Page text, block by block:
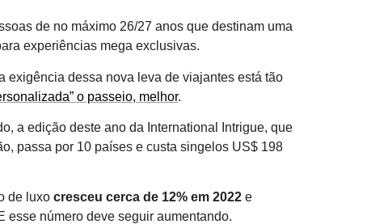
de no máximo 26/27 anos que destinam uma
experiências mega exclusivas.
exigência dessa nova leva de viajantes está tão
o passeio, melhor.
a edição deste ano da International Intrigue, que
passa por 10 países e custa singelos US$ 198
de luxo cresceu cerca de 12% em 2022 e
esse número deve seguir aumentando.